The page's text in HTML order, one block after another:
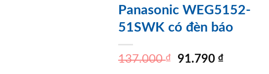
Panasonic WEG5152-
51SWK có đèn báo
137.000₫
Giá
91.790₫Giá